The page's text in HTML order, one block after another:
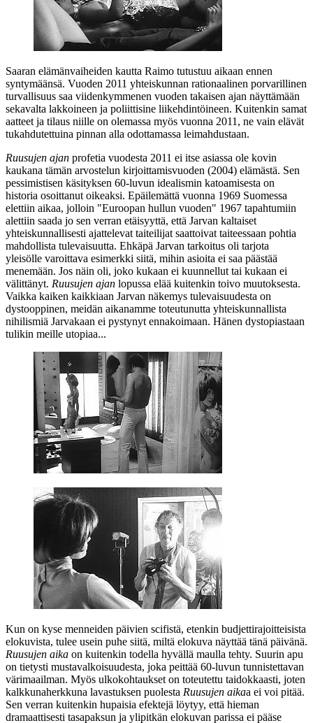
Saaran elämänvaiheiden kautta Raimo tutustuu aikaan ennen
syntymäänsä. Vuoden 2011 yhteiskunnan rationaalinen porvarillinen
turvallisuus saa viidenkymmenen vuoden takaisen ajan näyttämään
sekavalta lakkoineen ja poliittisine liikehdintöineen. Kuitenkin samat
aatteet ja tilaus niille on olemassa myös vuonna 2011, ne vain elävät
tukahdutettuina pinnan alla odottamassa leimahdustaan.
Ruusujen ajan profetia vuodesta 2011 ei itse asiassa ole kovin
kaukana tämän arvostelun kirjoittamisvuoden (2004) elämästä. Sen
pessimistisen käsityksen 60‑luvun idealismin katoamisesta on
historia osoittanut oikeaksi. Epäilemättä vuonna 1969 Suomessa
elettiin aikaa, jolloin "Euroopan hullun vuoden" 1967 tapahtumiin
alettiin saada jo sen verran etäisyyttä, että Jarvan kaltaiset
yhteiskunnallisesti ajattelevat taiteilijat saattoivat taiteessaan pohtia
mahdollista tulevaisuutta. Ehkäpä Jarvan tarkoitus oli tarjota
yleisölle varoittava esimerkki siitä, mihin asioita ei saa päästää
menemään. Jos näin oli, joko kukaan ei kuunnellut tai kukaan ei
välittänyt. Ruusujen ajan lopussa elää kuitenkin toivo muutoksesta.
Vaikka kaiken kaikkiaan Jarvan näkemys tulevaisuudesta on
dystooppinen, meidän aikanamme toteutunutta yhteiskunnallista
nihilismiä Jarvakaan ei pystynyt ennakoimaan. Hänen dystopiastaan
tulikin meille utopiaa...
Kun on kyse menneiden päivien scifistä, etenkin budjettirajoitteisista
elokuvista, tulee usein puhe siitä, miltä elokuva näyttää tänä päivänä.
Ruusujen aika on kuitenkin todella hyvällä maulla tehty. Suurin apu
on tietysti mustavalkoisuudesta, joka peittää 60‑luvun tunnistettavan
värimaailman. Myös ulkokohtaukset on toteutettu taidokkaasti, joten
kalkkunaherkkuna lavastuksen puolesta Ruusujen aikaa ei voi pitää.
Sen verran kuitenkin hupaisia efektejä löytyy, että hieman
dramaattisesti tasapaksun ja ylipitkän elokuvan parissa ei pääse